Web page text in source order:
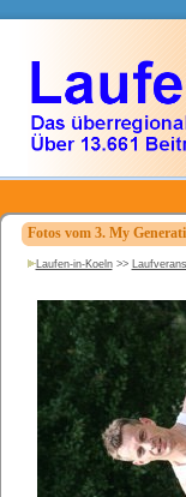
Fotos vom 3. My
Laufen-in-Koeln>>